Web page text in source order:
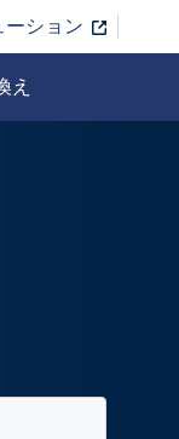
ション
え